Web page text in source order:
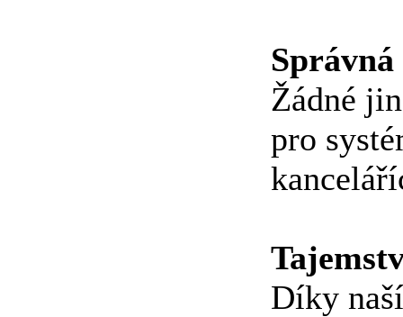
Žádné
pro
Díky